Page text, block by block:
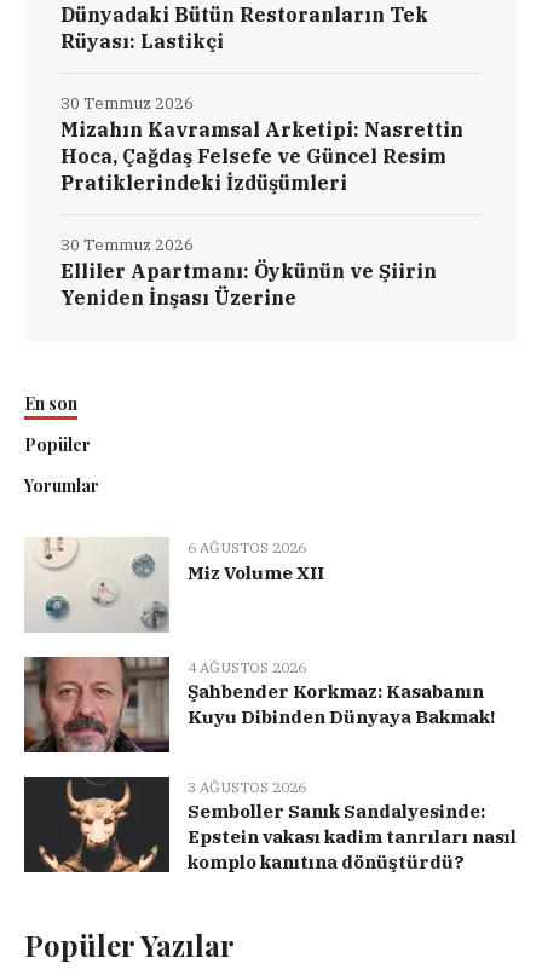
Dünyadaki Bütün Restoranların Tek
Rüyası: Lastikçi
Mizahın Kavramsal Arketipi: Nasrettin
Hoca, Çağdaş Felsefe ve Güncel Resim
Pratiklerindeki İzdüşümleri
30 Temmuz 2026
Elliler Apartmanı: Öykünün ve Şiirin
Yeniden İnşası Üzerine
30 Temmuz 2026
En son
Popüler
Yorumlar
6 AĞUSTOS 2026
Miz Volume XII
4 AĞUSTOS 2026
Şahbender Korkmaz: Kasabanın
Kuyu Dibinden Dünyaya Bakmak!
3 AĞUSTOS 2026
Semboller Sanık Sandalyesinde:
Epstein vakası kadim tanrıları nasıl
komplo kanıtına dönüştürdü?
Popüler Yazılar